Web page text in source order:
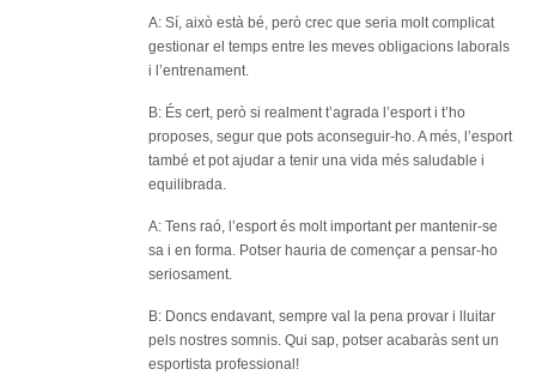
A: Sí, això està bé, però crec que seria molt complicat
gestionar el temps entre les meves obligacions laborals
i l’entrenament.
B: És cert, però si realment t’agrada l’esport i t’ho
proposes, segur que pots aconseguir-ho. A més, l’esport
també et pot ajudar a tenir una vida més saludable i
equilibrada.
A: Tens raó, l’esport és molt important per mantenir-se
sa i en forma. Potser hauria de començar a pensar-ho
seriosament.
B: Doncs endavant, sempre val la pena provar i lluitar
pels nostres somnis. Qui sap, potser acabaràs sent un
esportista professional!